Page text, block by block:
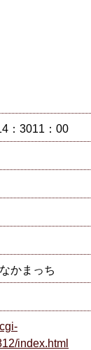
：3011：00
かまっち
index.html